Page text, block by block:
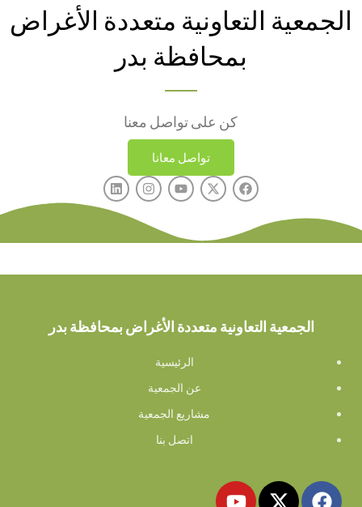
الجمعية التعاونية متعددة الأغراض
بمحافظة بدر
كن على تواصل معنا
تواصل معانا
الجمعية التعاونية متعددة الأغراض بمحافظة بدر
الرئيسية
عن الجمعية
مشاريع الجمعية
اتصل بنا